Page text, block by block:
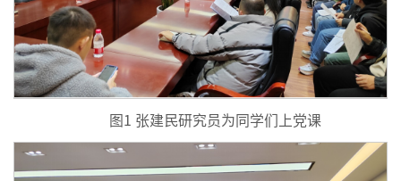
图1 张建民研究员为同学们上党课